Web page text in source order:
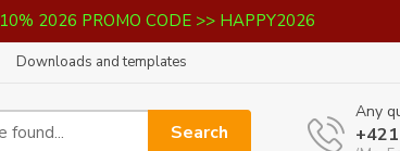
10% 2026 PROMO CODE >> HAPPY2026
Downloads and templates
Search
Any